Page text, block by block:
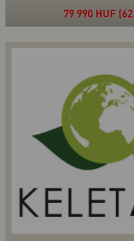
79 990 HUF